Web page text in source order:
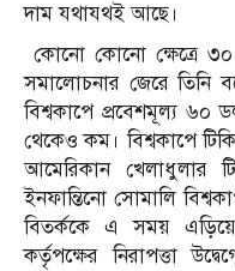
দাম যথাযথই আছে।
কোনো কোনো ক্ষেত্রে ৩০
সমালোচনার জেরে তিনি
বিশ্বকাপে প্রবেশমূল্য ৬০
থেকেও কম। বিশ্বকাপে
আমেরিকান খেলাধুলার
ইনফান্তিনো সোমালি
বিতর্ককে এ সময় এড়িয়ে
কর্তৃপক্ষের নিরাপত্তা